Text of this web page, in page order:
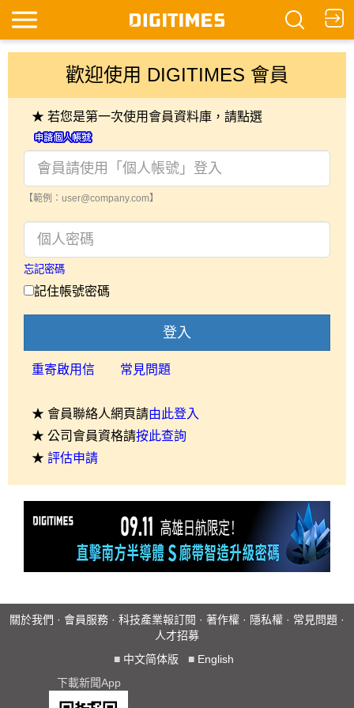
歡迎使用 DIGITIMES 會員
★ 若您是第一次使用會員資料庫，請點選
【範例：user@company.com】
忘記密碼
記住帳號密碼
登入
重寄啟用信 常見問題
★ 會員聯絡人網頁請由此登入
★ 公司會員資格請按此查詢
★ 評估申請
關於我們 · 會員服務 · 科技產業報訂閱 · 著作權 · 隱私權 · 常見問題 ·
人才招募
■ 中文简体版 ■ English
下載新聞App